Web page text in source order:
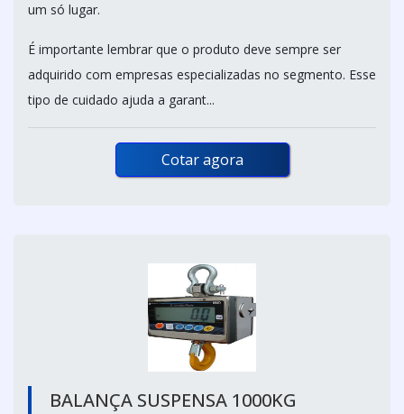
um só lugar.
É importante lembrar que o produto deve sempre ser
adquirido com empresas especializadas no segmento. Esse
tipo de cuidado ajuda a garant...
Cotar agora
BALANÇA SUSPENSA 1000KG